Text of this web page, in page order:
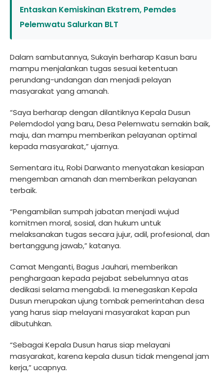
Entaskan Kemiskinan Ekstrem, Pemdes
Pelemwatu Salurkan BLT
Dalam sambutannya, Sukayin berharap Kasun baru
mampu menjalankan tugas sesuai ketentuan
perundang-undangan dan menjadi pelayan
masyarakat yang amanah.
“Saya berharap dengan dilantiknya Kepala Dusun
Pelemdodol yang baru, Desa Pelemwatu semakin baik,
maju, dan mampu memberikan pelayanan optimal
kepada masyarakat,” ujarnya.
Sementara itu, Robi Darwanto menyatakan kesiapan
mengemban amanah dan memberikan pelayanan
terbaik.
“Pengambilan sumpah jabatan menjadi wujud
komitmen moral, sosial, dan hukum untuk
melaksanakan tugas secara jujur, adil, profesional, dan
bertanggung jawab,” katanya.
Camat Menganti, Bagus Jauhari, memberikan
penghargaan kepada pejabat sebelumnya atas
dedikasi selama mengabdi. Ia menegaskan Kepala
Dusun merupakan ujung tombak pemerintahan desa
yang harus siap melayani masyarakat kapan pun
dibutuhkan.
“Sebagai Kepala Dusun harus siap melayani
masyarakat, karena kepala dusun tidak mengenal jam
kerja,” ucapnya.